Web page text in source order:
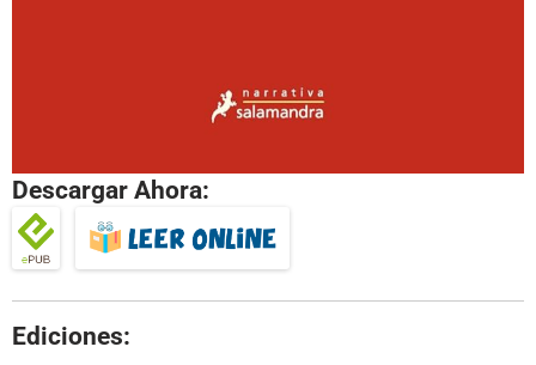
Descargar Ahora:
Ediciones: